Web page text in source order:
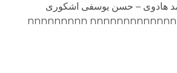
هادوی – حسن يوسفی اشکوری
nnnnnnnnn